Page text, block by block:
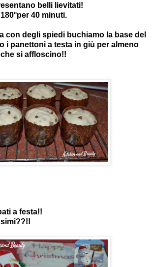
belli lievitati!
40 minuti.
con degli spiedi buchiamo la base del
i panettoni a testa in giù per almeno
si affloscino!!
a festa!!